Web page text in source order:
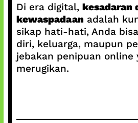
Di era digital, kesadaran
kewaspadaan adalah
sikap hati-hati, Anda
diri, keluarga, maupun
jebakan penipuan online
merugikan.